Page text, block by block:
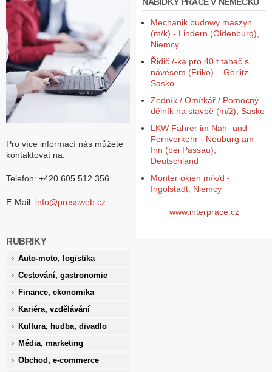
Pro více informací nás můžete
kontaktovat na:
Telefon: +420 605 512 356
E-Mail: info@pressweb.cz
RUBRIKY
Auto-moto, logistika
Cestování, gastronomie
Finance, ekonomika
Kariéra, vzdělávání
Kultura, hudba, divadlo
Média, marketing
Obchod, e-commerce
NABÍDKY PRÁCE V NĚMECKU
Mechanik budowy maszyn
(m/k) - Lindern (Oldenburg),
Niemcy
Řidič /-ka pro 40 t tahač s
návěsem (Friko) – Görlitz,
Sasko
Zedník / Omítkář / Pomocný
dělník na stavbě (m/ž), Sasko
LKW Fahrer im Nah- und
Fernverkehr - Neuburg am
Inn (bei Passau),
Deutschland
Monter okien m/k/d -
Ingolstadt, Niemcy
www.interprace.cz